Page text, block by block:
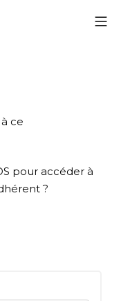
ce
pour accéder à
?